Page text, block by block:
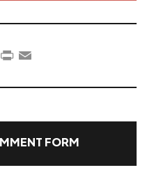
PrintFriendly
Email
FORM